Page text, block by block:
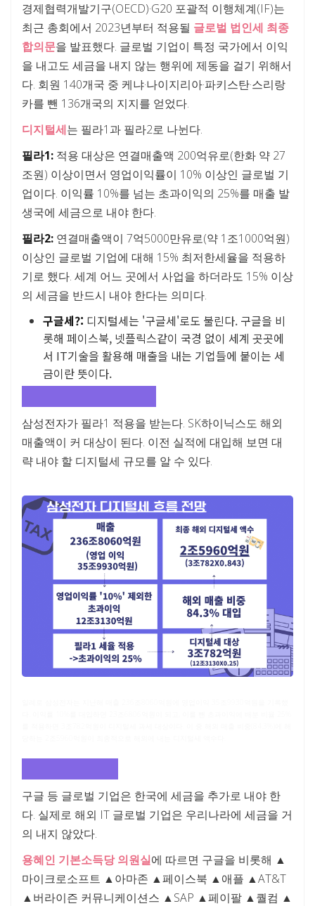
경제협력개발기구(OECD)·G20 포괄적 이행체계(IF)는
최근 총회에서 2023년부터 적용될 글로벌 법인세 최종
합의문을 발표했다. 글로벌 기업이 특정 국가에서 이익
을 내고도 세금을 내지 않는 행위에 제동을 걸기 위해서
다. 회원 140개국 중 케냐·나이지리아·파키스탄·스리랑
카를 뺀 136개국의 지지를 얻었다.
디지털세는 필라1과 필라2로 나뉜다.
필라1: 적용 대상은 연결매출액 200억유로(한화 약 27
조원) 이상이면서 영업이익률이 10% 이상인 글로벌 기
업이다. 이익률 10%를 넘는 초과이익의 25%를 매출 발
생국에 세금으로 내야 한다.
필라2: 연결매출액이 7억5000만유로(약 1조1000억원)
이상인 글로벌 기업에 대해 15% 최저한세율을 적용하
기로 했다. 세계 어느 곳에서 사업을 하더라도 15% 이상
의 세금을 반드시 내야 한다는 의미다.
구글세?: 디지털세는 '구글세'로도 불린다. 구글을 비
롯해 페이스북, 넷플릭스같이 국경 없이 세계 곳곳에
서 IT기술을 활용해 매출을 내는 기업들에 붙이는 세
금이란 뜻이다.
삼성전자가 필라1 적용을 받는다. SK하이닉스도 해외
매출액이 커 대상이 된다. 이전 실적에 대입해 보면 대
략 내야 할 디지털세 규모를 알 수 있다.
구글 등 글로벌 기업은 한국에 세금을 추가로 내야 한
다. 실제로 해외 IT 글로벌 기업은 우리나라에 세금을 거
의 내지 않았다.
용혜인 기본소득당 의원실에 따르면 구글을 비롯해 ▲
마이크로소프트 ▲아마존 ▲페이스북 ▲애플 ▲AT&T
▲버라이즌 커뮤니케이션스 ▲SAP ▲페이팔 ▲퀄컴 ▲